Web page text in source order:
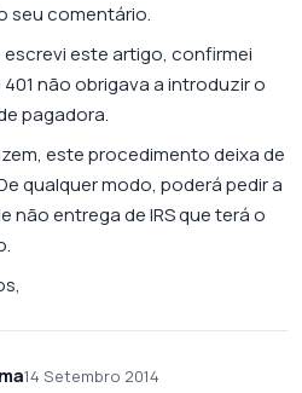
seu comentário.
escrevi este artigo, confirmei
não obrigava a introduzir o
pagadora.
este procedimento deixa de
qualquer modo, poderá pedir a
não entrega de IRS que terá o
14 Setembro 2014